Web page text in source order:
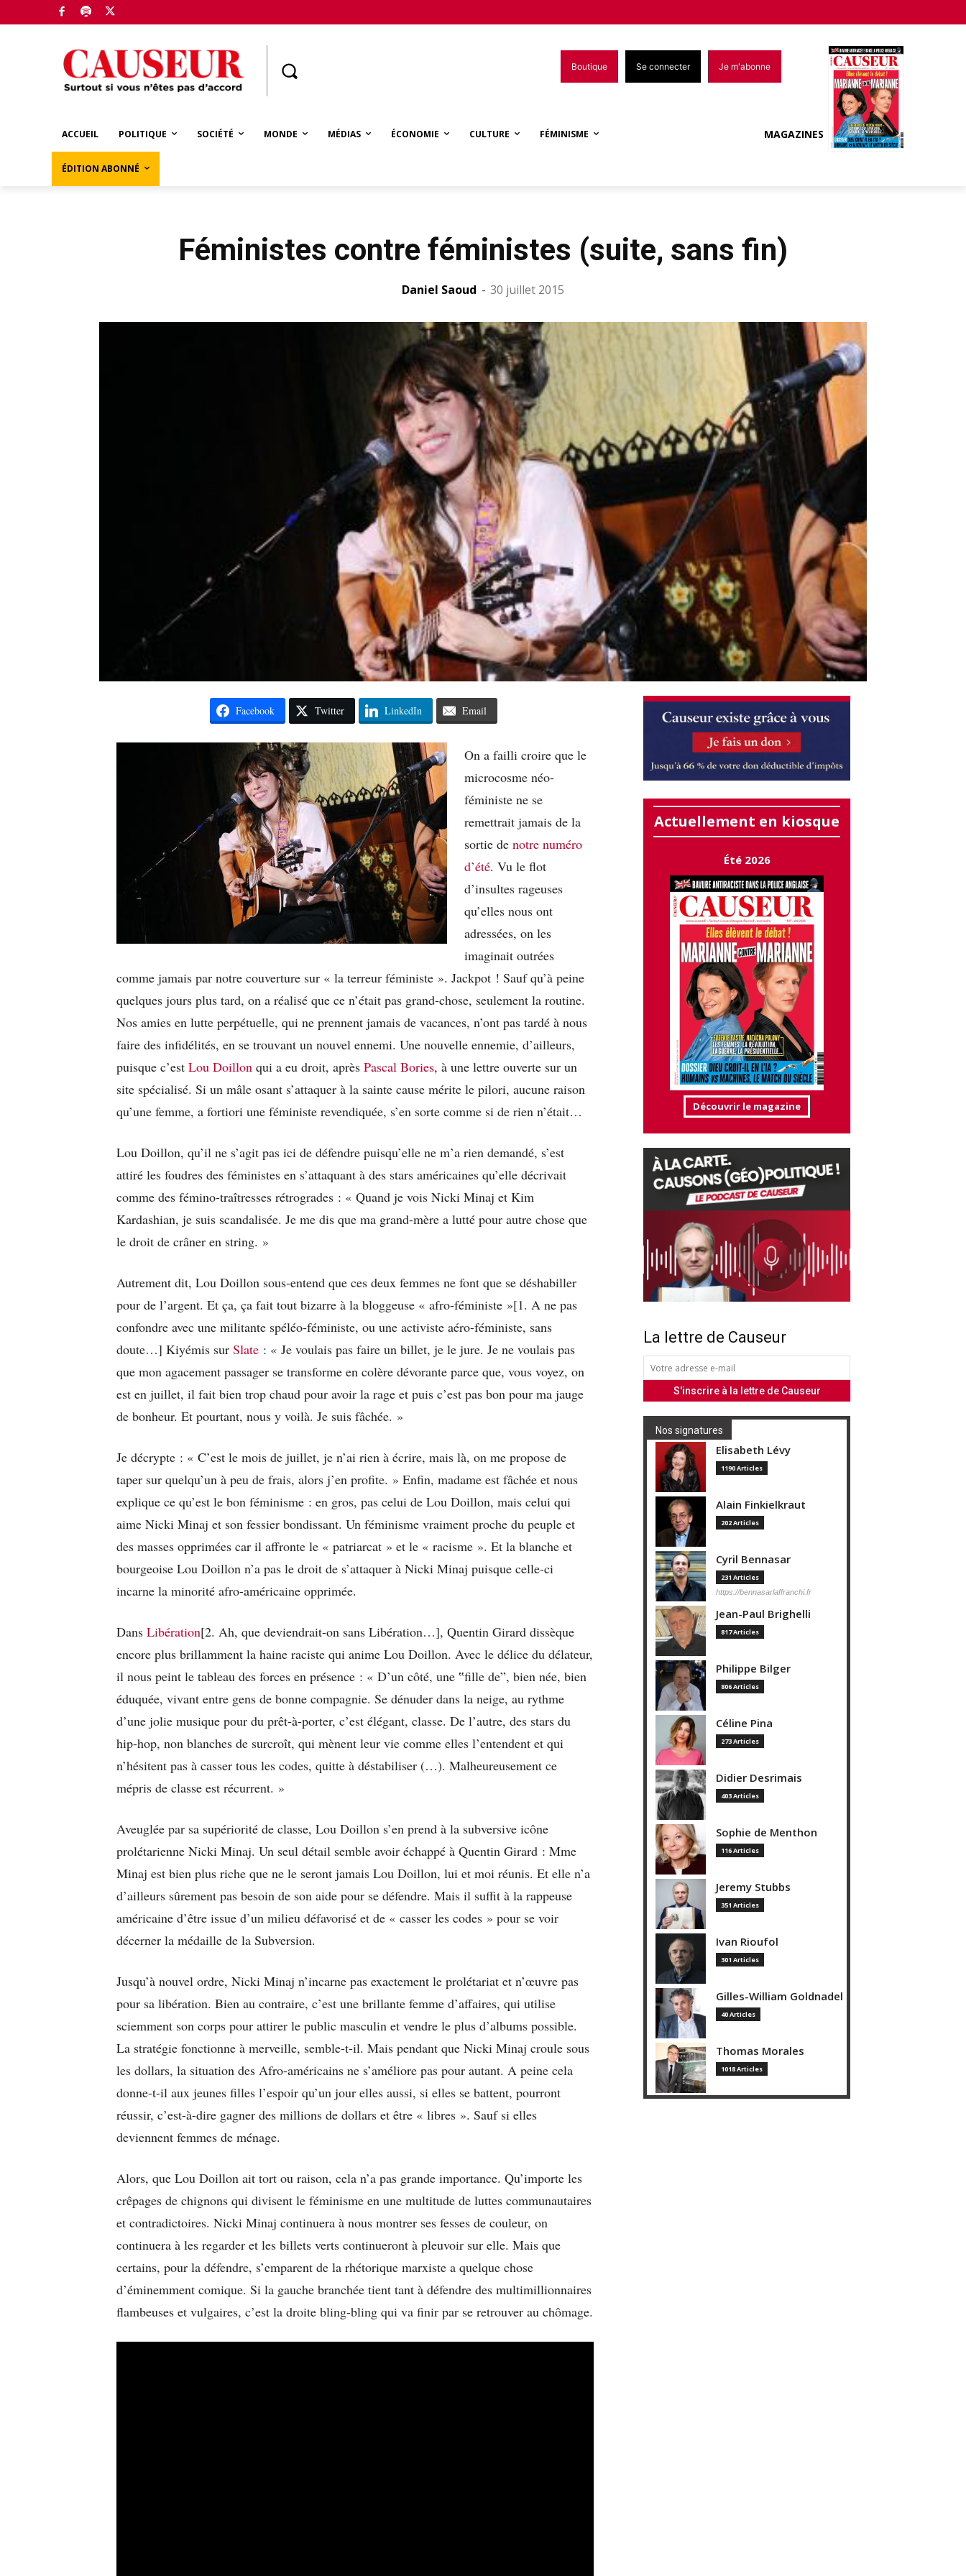
Boutique Se connecter Je m'abonne
ACCUEIL POLITIQUE SOCIÉTÉ MONDE MÉDIAS ÉCONOMIE CULTURE FÉMINISME
ÉDITION ABONNÉ
MAGAZINES
Féministes contre féministes (suite, sans fin)
Daniel Saoud - 30 juillet 2015
Facebook Twitter LinkedIn Email
On a failli croire que le
microcosme néo-
féministe ne se
remettrait jamais de la
sortie de notre numéro
d’été. Vu le flot
d’insultes rageuses
qu’elles nous ont
adressées, on les
imaginait outrées
comme jamais par notre couverture sur « la terreur féministe ». Jackpot ! Sauf qu’à peine
quelques jours plus tard, on a réalisé que ce n’était pas grand-chose, seulement la routine.
Nos amies en lutte perpétuelle, qui ne prennent jamais de vacances, n’ont pas tardé à nous
faire des infidélités, en se trouvant un nouvel ennemi. Une nouvelle ennemie, d’ailleurs,
puisque c’est Lou Doillon qui a eu droit, après Pascal Bories, à une lettre ouverte sur un
site spécialisé. Si un mâle osant s’attaquer à la sainte cause mérite le pilori, aucune raison
qu’une femme, a fortiori une féministe revendiquée, s’en sorte comme si de rien n’était…
Lou Doillon, qu’il ne s’agit pas ici de défendre puisqu’elle ne m’a rien demandé, s’est
attiré les foudres des féministes en s’attaquant à des stars américaines qu’elle décrivait
comme des fémino-traîtresses rétrogrades : « Quand je vois Nicki Minaj et Kim
Kardashian, je suis scandalisée. Je me dis que ma grand-mère a lutté pour autre chose que
le droit de crâner en string. »
Autrement dit, Lou Doillon sous-entend que ces deux femmes ne font que se déshabiller
pour de l’argent. Et ça, ça fait tout bizarre à la bloggeuse « afro-féministe »[1. A ne pas
confondre avec une militante spéléo-féministe, ou une activiste aéro-féministe, sans
doute…] Kiyémis sur Slate : « Je voulais pas faire un billet, je le jure. Je ne voulais pas
que mon agacement passager se transforme en colère dévorante parce que, vous voyez, on
est en juillet, il fait bien trop chaud pour avoir la rage et puis c’est pas bon pour ma jauge
de bonheur. Et pourtant, nous y voilà. Je suis fâchée. »
Je décrypte : « C’est le mois de juillet, je n’ai rien à écrire, mais là, on me propose de
taper sur quelqu’un à peu de frais, alors j’en profite. » Enfin, madame est fâchée et nous
explique ce qu’est le bon féminisme : en gros, pas celui de Lou Doillon, mais celui qui
aime Nicki Minaj et son fessier bondissant. Un féminisme vraiment proche du peuple et
des masses opprimées car il affronte le « patriarcat » et le « racisme ». Et la blanche et
bourgeoise Lou Doillon n’a pas le droit de s’attaquer à Nicki Minaj puisque celle-ci
incarne la minorité afro-américaine opprimée.
Dans Libération[2. Ah, que deviendrait-on sans Libération…], Quentin Girard dissèque
encore plus brillamment la haine raciste qui anime Lou Doillon. Avec le délice du délateur,
il nous peint le tableau des forces en présence : « D’un côté, une ‟fille de”, bien née, bien
éduquée, vivant entre gens de bonne compagnie. Se dénuder dans la neige, au rythme
d’une jolie musique pour du prêt-à-porter, c’est élégant, classe. De l’autre, des stars du
hip-hop, non blanches de surcroît, qui mènent leur vie comme elles l’entendent et qui
n’hésitent pas à casser tous les codes, quitte à déstabiliser (…). Malheureusement ce
mépris de classe est récurrent. »
Aveuglée par sa supériorité de classe, Lou Doillon s’en prend à la subversive icône
prolétarienne Nicki Minaj. Un seul détail semble avoir échappé à Quentin Girard : Mme
Minaj est bien plus riche que ne le seront jamais Lou Doillon, lui et moi réunis. Et elle n’a
d’ailleurs sûrement pas besoin de son aide pour se défendre. Mais il suffit à la rappeuse
américaine d’être issue d’un milieu défavorisé et de « casser les codes » pour se voir
décerner la médaille de la Subversion.
Jusqu’à nouvel ordre, Nicki Minaj n’incarne pas exactement le prolétariat et n’œuvre pas
pour sa libération. Bien au contraire, c’est une brillante femme d’affaires, qui utilise
sciemment son corps pour attirer le public masculin et vendre le plus d’albums possible.
La stratégie fonctionne à merveille, semble-t-il. Mais pendant que Nicki Minaj croule sous
les dollars, la situation des Afro-américains ne s’améliore pas pour autant. A peine cela
donne-t-il aux jeunes filles l’espoir qu’un jour elles aussi, si elles se battent, pourront
réussir, c’est-à-dire gagner des millions de dollars et être « libres ». Sauf si elles
deviennent femmes de ménage.
Alors, que Lou Doillon ait tort ou raison, cela n’a pas grande importance. Qu’importe les
crêpages de chignons qui divisent le féminisme en une multitude de luttes communautaires
et contradictoires. Nicki Minaj continuera à nous montrer ses fesses de couleur, on
continuera à les regarder et les billets verts continueront à pleuvoir sur elle. Mais que
certains, pour la défendre, s’emparent de la rhétorique marxiste a quelque chose
d’éminemment comique. Si la gauche branchée tient tant à défendre des multimillionnaires
flambeuses et vulgaires, c’est la droite bling-bling qui va finir par se retrouver au chômage.
Actuellement en kiosque
Été 2026
Découvrir le magazine
La lettre de Causeur
Nos signatures
Elisabeth Lévy
1190 Articles
Alain Finkielkraut
202 Articles
Cyril Bennasar
231 Articles
https://bennasarlaffranchi.fr
Jean-Paul Brighelli
817 Articles
Philippe Bilger
806 Articles
Céline Pina
273 Articles
Didier Desrimais
403 Articles
Sophie de Menthon
116 Articles
Jeremy Stubbs
351 Articles
Ivan Rioufol
301 Articles
Gilles-William Goldnadel
40 Articles
Thomas Morales
1018 Articles